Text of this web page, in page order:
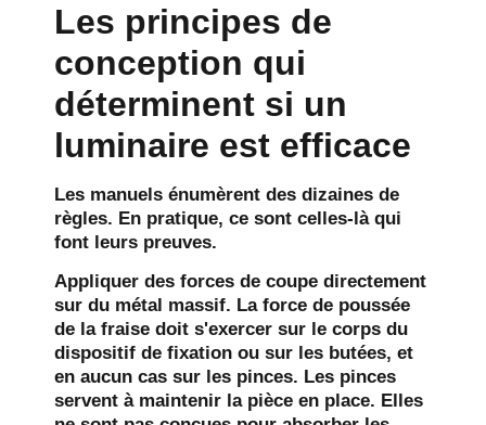
Les principes de
conception qui
déterminent si un
luminaire est efficace
Les manuels énumèrent des dizaines de
règles. En pratique, ce sont celles-là qui
font leurs preuves.
Appliquer des forces de coupe directement
sur du métal massif. La force de poussée
de la fraise doit s'exercer sur le corps du
dispositif de fixation ou sur les butées, et
en aucun cas sur les pinces. Les pinces
servent à maintenir la pièce en place. Elles